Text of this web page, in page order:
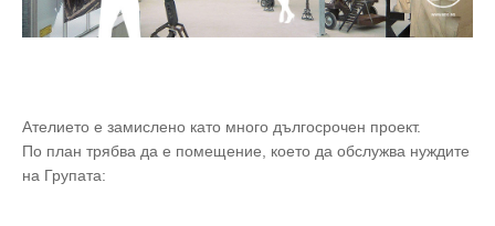
Ателието е замислено като много дългосрочен проект.
По план трябва да е помещение, което да обслужва нуждите
на Групата: